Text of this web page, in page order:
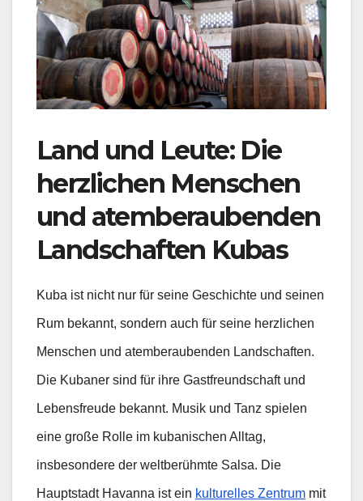
Land und Leute: Die
herzlichen Menschen
und atemberaubenden
Landschaften Kubas
Kuba ist nicht nur für seine Geschichte und seinen
Rum bekannt, sondern auch für seine herzlichen
Menschen und atemberaubenden Landschaften.
Die Kubaner sind für ihre Gastfreundschaft und
Lebensfreude bekannt. Musik und Tanz spielen
eine große Rolle im kubanischen Alltag,
insbesondere der weltberühmte Salsa. Die
Hauptstadt Havanna ist ein kulturelles Zentrum mit